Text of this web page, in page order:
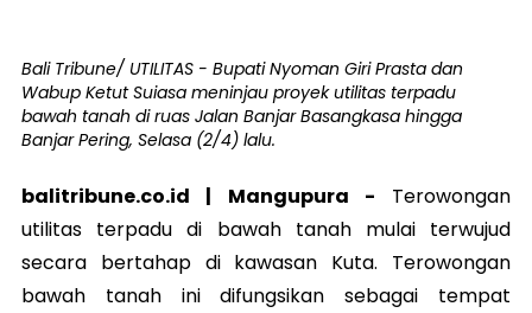
Bali Tribune/ UTILITAS - Bupati Nyoman Giri Prasta dan
Wabup Ketut Suiasa meninjau proyek utilitas terpadu
bawah tanah di ruas Jalan Banjar Basangkasa hingga
Banjar Pering, Selasa (2/4) lalu.
balitribune.co.id | Mangupura - Terowongan
utilitas terpadu di bawah tanah mulai terwujud
secara bertahap di kawasan Kuta. Terowongan
bawah tanah ini difungsikan sebagai tempat